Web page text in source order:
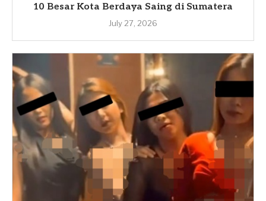
10 Besar Kota Berdaya Saing di Sumatera
July 27, 2026